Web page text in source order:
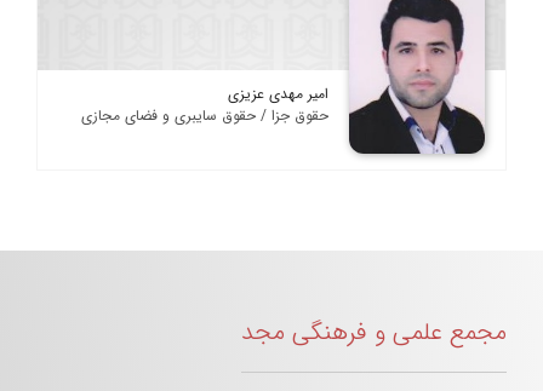
امیر مهدی عزیزی
حقوق جزا / حقوق سایبری و فضای مجازی
مجمع علمی و فرهنگی مجد